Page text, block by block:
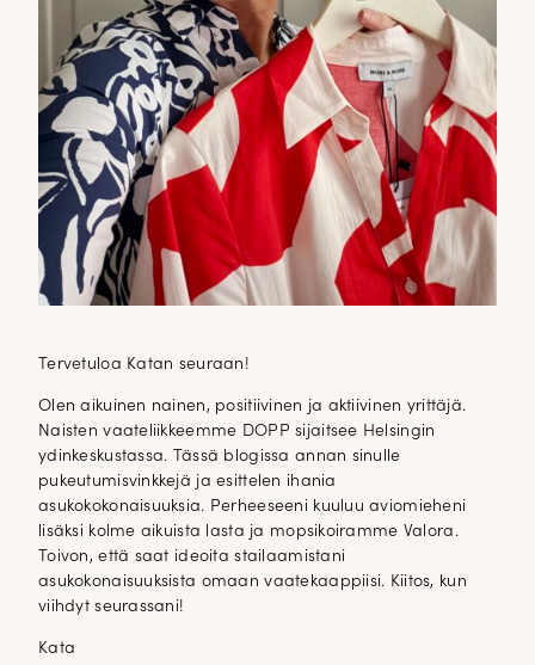
Tervetuloa Katan seuraan!
Olen aikuinen nainen, positiivinen ja aktiivinen yrittäjä.
Naisten vaateliikkeemme DOPP sijaitsee Helsingin
ydinkeskustassa. Tässä blogissa annan sinulle
pukeutumisvinkkejä ja esittelen ihania
asukokokonaisuuksia. Perheeseeni kuuluu aviomieheni
lisäksi kolme aikuista lasta ja mopsikoiramme Valora.
Toivon, että saat ideoita stailaamistani
asukokonaisuuksista omaan vaatekaappiisi. Kiitos, kun
viihdyt seurassani!
Kata